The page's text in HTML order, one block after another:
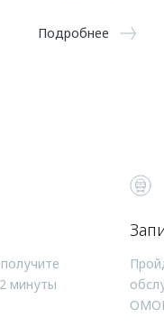
Подробнее
минуты